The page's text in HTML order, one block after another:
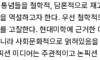
념들을 철학적, 담론적으로
역설하고자 한다. 우선 철학
고찰한다. 현대미학에 근거
라 사회문화적으로 얽혀있음
미디어는 주관적이고 논픽